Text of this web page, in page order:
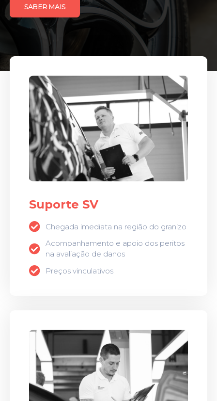
SABER MAIS
Suporte SV
Chegada imediata na região do granizo
Acompanhamento e apoio dos peritos
na avaliação de danos
Preços vinculativos